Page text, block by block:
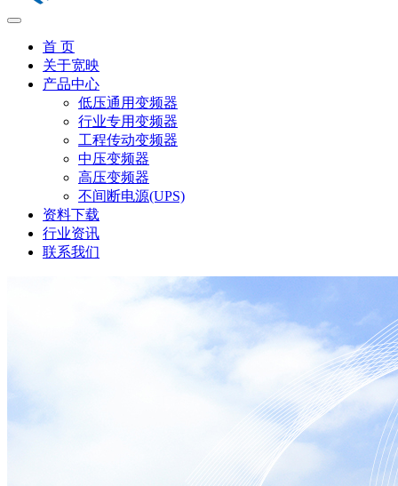
首 页
关于宽映
产品中心
低压通用变频器
行业专用变频器
工程传动变频器
中压变频器
高压变频器
不间断电源(UPS)
资料下载
行业资讯
联系我们